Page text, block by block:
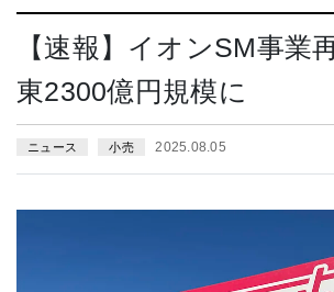
【速報】イオンSM事業
東2300億円規模に
ニュース 小売 2025.08.05